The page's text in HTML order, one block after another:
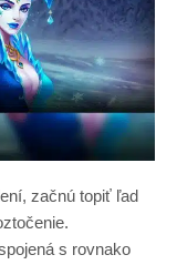
začnú topiť ľad
s rovnako